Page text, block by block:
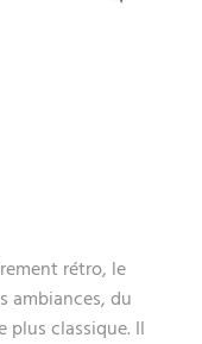
rétro, le
ambiances, du
plus classique. Il